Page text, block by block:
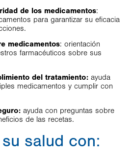
de los medicamentos:
para garantizar su eficacia
medicamentos: orientación
farmacéuticos sobre sus
del tratamiento: ayuda
medicamentos y cumplir con
ayuda con preguntas sobre
de las recetas.
salud con: